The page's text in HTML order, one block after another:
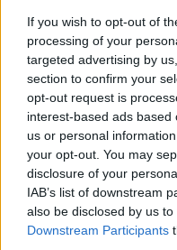
If you wish to opt-out of
processing of your
targeted advertising by
section to confirm your
opt-out request is
interest-based ads
us or personal
your opt-out. You may
disclosure of your
IAB’s list of downstream
also be disclosed by us
Downstream Participants
Helyi
Amire
Pest
Fából